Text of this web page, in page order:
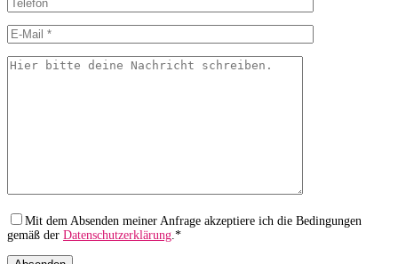
Mit dem Absenden meiner Anfrage akzeptiere ich die Bedingungen
gemäß der Datenschutzerklärung.*